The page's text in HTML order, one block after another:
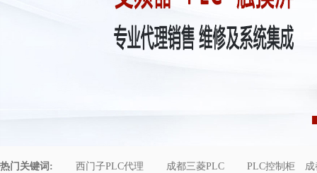
热门关键词: 西门子PLC代理 成都三菱PLC PLC控制柜